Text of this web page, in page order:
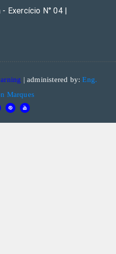
Exercício N° 04 |
| administered by:Eng.
Marques